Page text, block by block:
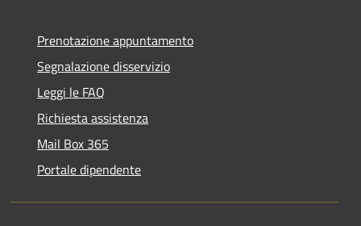
Prenotazione appuntamento
Segnalazione disservizio
Leggi le FAQ
Richiesta assistenza
Mail Box 365
Portale dipendente